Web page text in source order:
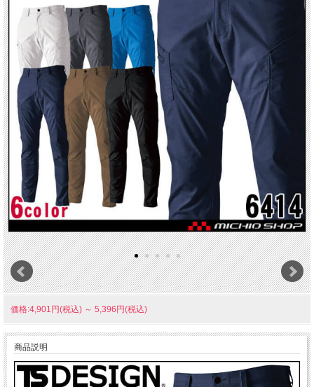
価格:4,901円(税込) ～ 5,396円(税込)
商品説明